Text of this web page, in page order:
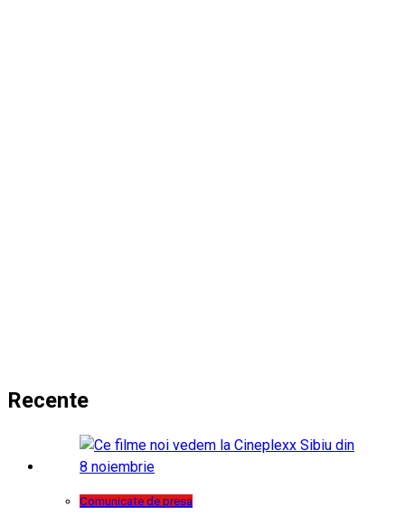
Recente
Comunicate de presa